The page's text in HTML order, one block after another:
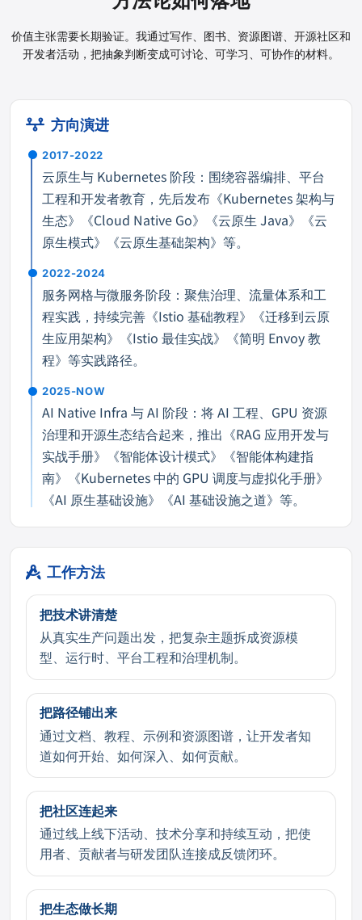
价值主张需要长期验证。我通过写作、图书、资源图谱、开源社区和
开发者活动，把抽象判断变成可讨论、可学习、可协作的材料。
方向演进
2017-2022
云原生与 Kubernetes 阶段：围绕容器编排、平台
工程和开发者教育，先后发布《Kubernetes 架构与
生态》《Cloud Native Go》《云原生 Java》《云
原生模式》《云原生基础架构》等。
2022-2024
服务网格与微服务阶段：聚焦治理、流量体系和工
程实践，持续完善《Istio 基础教程》《迁移到云原
生应用架构》《Istio 最佳实战》《简明 Envoy 教
程》等实践路径。
2025-NOW
AI Native Infra 与 AI 阶段：将 AI 工程、GPU 资源
治理和开源生态结合起来，推出《RAG 应用开发与
实战手册》《智能体设计模式》《智能体构建指
南》《Kubernetes 中的 GPU 调度与虚拟化手册》
《AI 原生基础设施》《AI 基础设施之道》等。
工作方法
把技术讲清楚
从真实生产问题出发，把复杂主题拆成资源模
型、运行时、平台工程和治理机制。
把路径铺出来
通过文档、教程、示例和资源图谱，让开发者知
道如何开始、如何深入、如何贡献。
把社区连起来
通过线上线下活动、技术分享和持续互动，把使
用者、贡献者与研发团队连接成反馈闭环。
把生态做长期